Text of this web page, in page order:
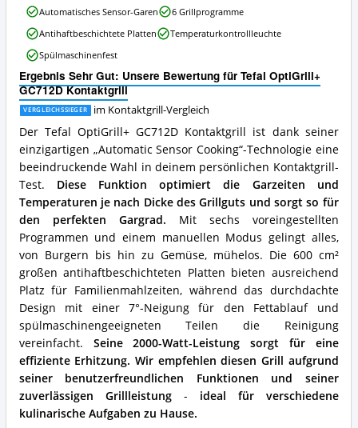
Ergebnis Sehr Gut: Unsere Bewertung für Tefal OptiGrill+
GC712D Kontaktgrill
VERGLEICHSSIEGER im Kontaktgrill-Vergleich
Der Tefal OptiGrill+ GC712D Kontaktgrill ist dank seiner
einzigartigen „Automatic Sensor Cooking“-Technologie eine
beeindruckende Wahl in deinem persönlichen Kontaktgrill-
Test. Diese Funktion optimiert die Garzeiten und
Temperaturen je nach Dicke des Grillguts und sorgt so für
den perfekten Gargrad. Mit sechs voreingestellten
Programmen und einem manuellen Modus gelingt alles,
von Burgern bis hin zu Gemüse, mühelos. Die 600 cm²
großen antihaftbeschichteten Platten bieten ausreichend
Platz für Familienmahlzeiten, während das durchdachte
Design mit einer 7°-Neigung für den Fettablauf und
spülmaschinengeeigneten Teilen die Reinigung
vereinfacht. Seine 2000-Watt-Leistung sorgt für eine
effiziente Erhitzung. Wir empfehlen diesen Grill aufgrund
seiner benutzerfreundlichen Funktionen und seiner
zuverlässigen Grillleistung- ideal für verschiedene
kulinarische Aufgaben zu Hause.
Tefal
OptiGrill+
GC712D
Kontaktgrill
Vorteile:
Was
spricht
für
diesen
Kontaktgrill?
Automatisches Sensor-Garen
6 Grillprogramme
Antihaftbeschichtete Platten
Temperaturkontrollleuchte
Spülmaschinenfest